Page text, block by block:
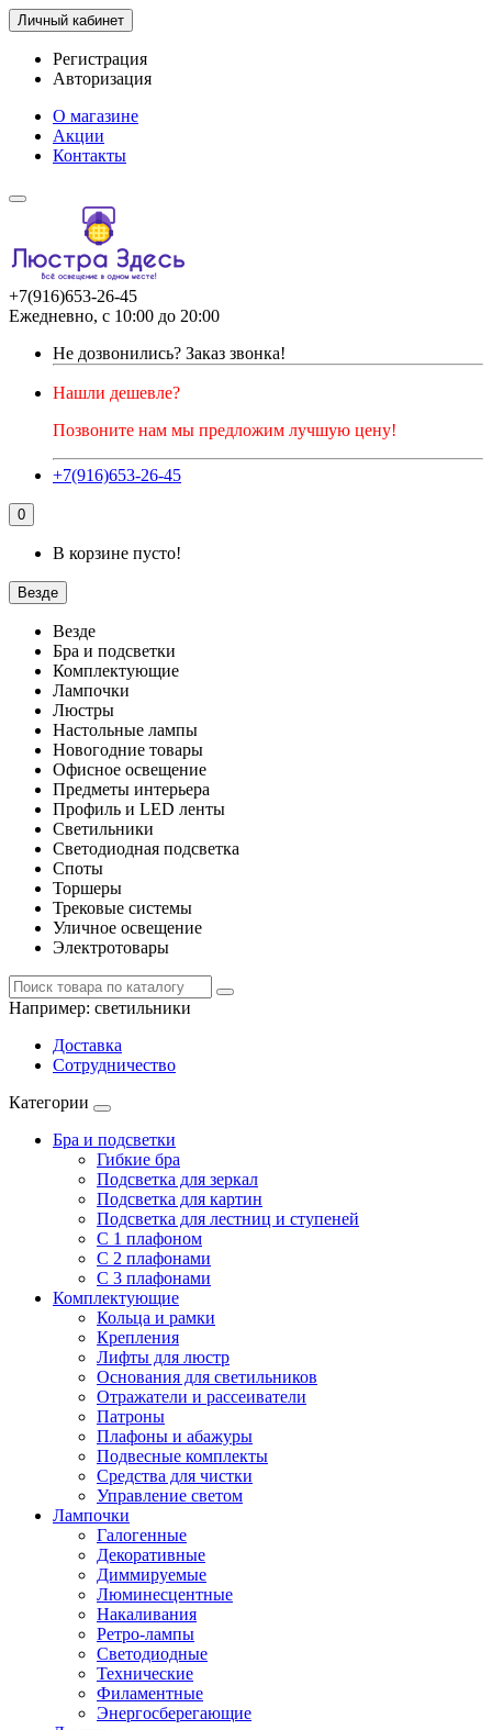
Личный кабинет
Регистрация
Авторизация
О магазине
Акции
Контакты
+7(916)653-26-45
Ежедневно, с 10:00 до 20:00
Не дозвонились? Заказ звонка!
Нашли дешевле?
Позвоните нам мы предложим лучшую цену!
+7(916)653-26-45
0
В корзине пусто!
Везде
Везде
Бра и подсветки
Комплектующие
Лампочки
Люстры
Настольные лампы
Новогодние товары
Офисное освещение
Предметы интерьера
Профиль и LED ленты
Светильники
Светодиодная подсветка
Споты
Торшеры
Трековые системы
Уличное освещение
Электротовары
Например: светильники
Доставка
Сотрудничество
Категории
Бра и подсветки
Гибкие бра
Подсветка для зеркал
Подсветка для картин
Подсветка для лестниц и ступеней
С 1 плафоном
С 2 плафонами
С 3 плафонами
Комплектующие
Кольца и рамки
Крепления
Лифты для люстр
Основания для светильников
Отражатели и рассеиватели
Патроны
Плафоны и абажуры
Подвесные комплекты
Средства для чистки
Управление светом
Лампочки
Галогенные
Декоративные
Диммируемые
Люминесцентные
Накаливания
Ретро-лампы
Светодиодные
Технические
Филаментные
Энергосберегающие